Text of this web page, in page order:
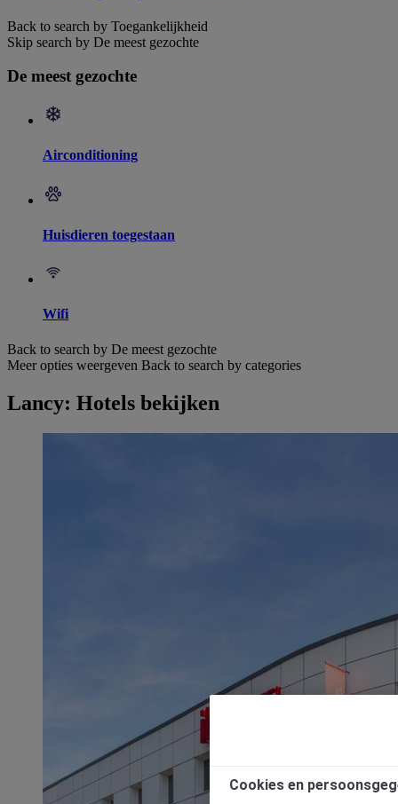
Back to search by Toegankelijkheid
Skip search by De meest gezochte
De meest gezochte
Airconditioning
Huisdieren toegestaan
Wifi
Back to search by De meest gezochte
Meer opties weergeven Back to search by categories
Lancy: Hotels bekijken
Cookies en